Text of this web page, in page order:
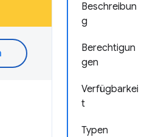
Beschreibun
g
Berechtigun
gen
Verfügbarkei
t
Typen